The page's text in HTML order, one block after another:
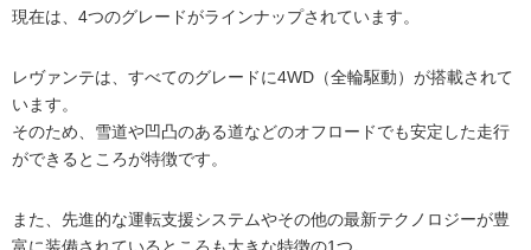
現在は、4つのグレードがラインナップされています。
レヴァンテは、すべてのグレードに4WD（全輪駆動）が搭載されて
います。
そのため、雪道や凹凸のある道などのオフロードでも安定した走行
ができるところが特徴です。
また、先進的な運転支援システムやその他の最新テクノロジーが豊
富に装備されているところも大きな特徴の1つ。